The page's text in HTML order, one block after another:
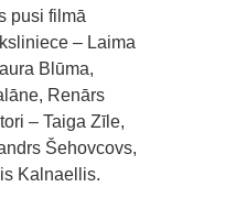
pusi filmā
– Laima
Blūma,
Renārs
– Taiga Zīle,
Šehovcovs,
Kalnaellis.